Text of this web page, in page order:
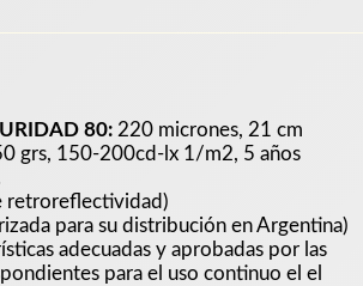
80: 220 micrones, 21 cm
grs, 150-200cd-lx 1/m2, 5 años
retroreflectividad)
para su distribución en Argentina)
adecuadas y aprobadas por las
para el uso continuo el el